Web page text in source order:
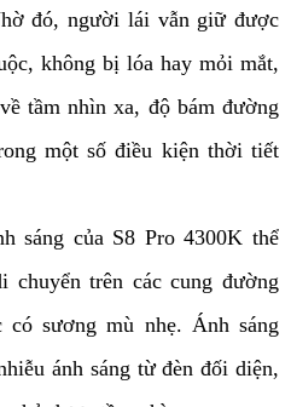
đó, người lái vẫn giữ được
không bị lóa hay mỏi mắt,
tầm nhìn xa, độ bám đường
một số điều kiện thời tiết
sáng của S8 Pro 4300K thể
trên các cung đường
sương mù nhẹ. Ánh sáng
ánh sáng từ đèn đối diện,